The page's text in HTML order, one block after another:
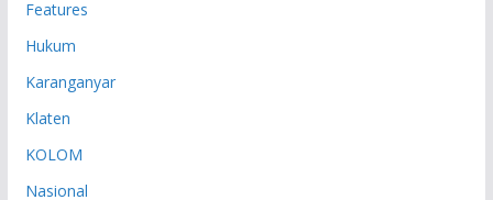
Features
Hukum
Karanganyar
Klaten
KOLOM
Nasional